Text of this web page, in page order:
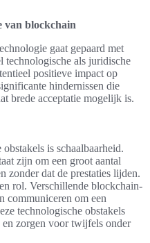
van blockchain
gaat gepaard met
technologische als juridische
positieve impact op
hindernissen die
brede acceptatie mogelijk is.
is schaalbaarheid.
zijn om een groot aantal
zonder dat de prestaties lijden.
rol. Verschillende blockchain-
communiceren om een
technologische obstakels
zorgen voor twijfels onder